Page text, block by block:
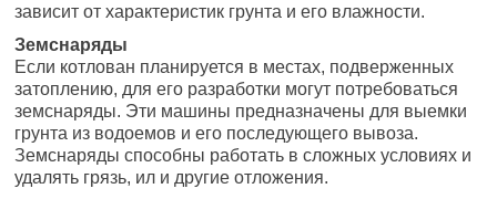
зависит от характеристик грунта и его влажности.
Земснаряды
Если котлован планируется в местах, подверженных
затоплению, для его разработки могут потребоваться
земснаряды. Эти машины предназначены для выемки
грунта из водоемов и его последующего вывоза.
Земснаряды способны работать в сложных условиях и
удалять грязь, ил и другие отложения.